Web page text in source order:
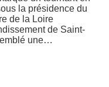
la présidence du
de la Loire
de Saint-
une…